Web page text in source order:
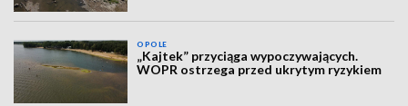
OPOLE
„Kajtek” przyciąga wypoczywających.
WOPR ostrzega przed ukrytym ryzykiem